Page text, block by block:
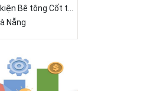
Bê tông Cốt t...
Nẵng